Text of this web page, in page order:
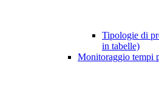
Tipologie di
in tabelle)
Monitoraggio tempi